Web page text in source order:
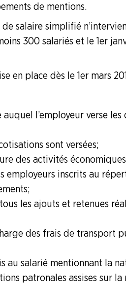
de mentions.
salaire simplifié
300 salariés et le 1er
en place dès le 1er mars
auquel l’employeur verse
sont versées ;
des activités
employeurs inscrits au
;
les ajouts et retenues
des frais de transport
au salarié mentionnant la
patronales assises sur